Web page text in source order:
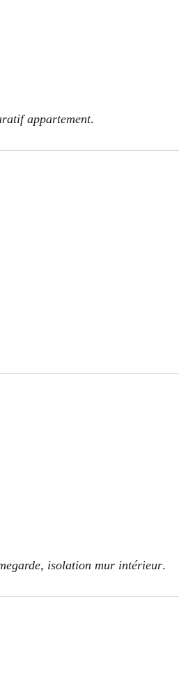
appartement.
isolation mur intérieur.